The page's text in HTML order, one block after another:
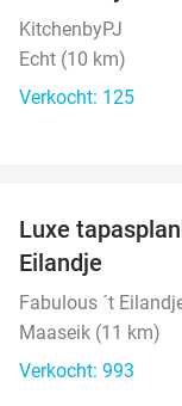
KitchenbyPJ
Echt (10 km)
Verkocht: 125
Luxe
Eilandje
Fabulous ´t
Maaseik (11 km)
Verkocht: 993